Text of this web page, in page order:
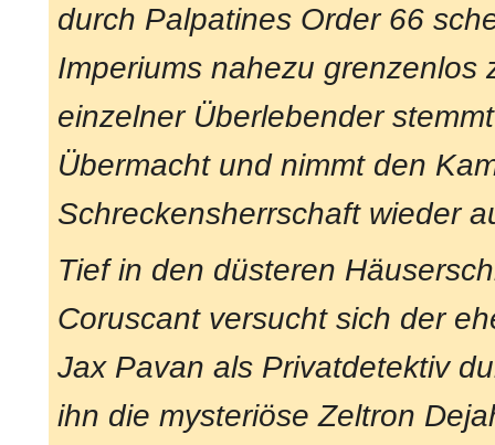
durch Palpatines Order 66
Imperiums nahezu grenzenlos
einzelner Überlebender
Übermacht und nimmt den
Schreckensherrschaft wieder
Tief in den düsteren
Coruscant versucht sich der
Jax Pavan als Privatdetektiv
ihn die mysteriöse Zeltron